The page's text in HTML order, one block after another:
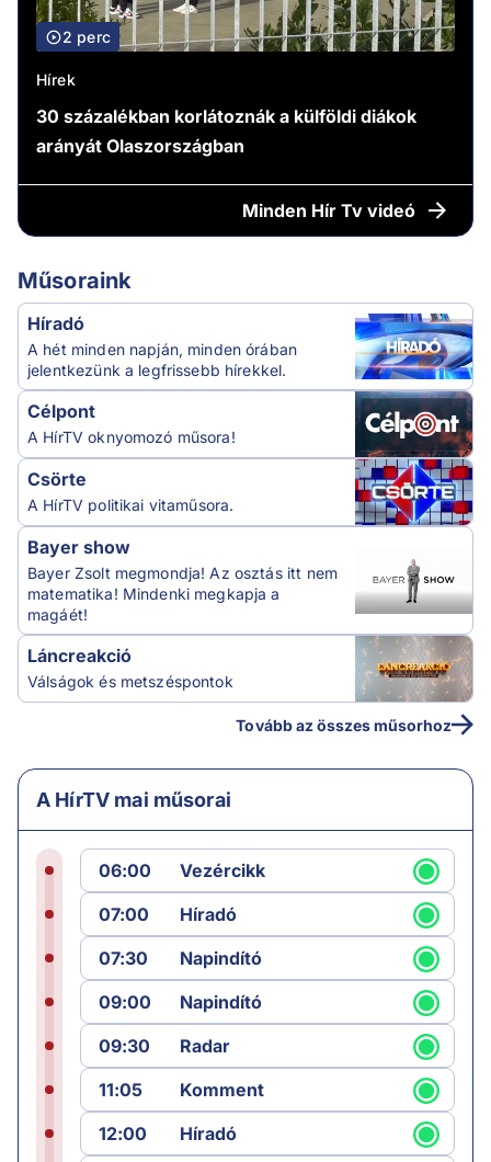
2 perc
Hírek
30 százalékban korlátoznák a külföldi diákok
arányát Olaszországban
Minden Hír Tv videó
Műsoraink
Híradó
A hét minden napján, minden órában
jelentkezünk a legfrissebb hírekkel.
Célpont
A HírTV oknyomozó műsora!
Csörte
A HírTV politikai vitaműsora.
Bayer show
Bayer Zsolt megmondja! Az osztás itt nem
matematika! Mindenki megkapja a
magáét!
Láncreakció
Válságok és metszéspontok
Tovább az összes műsorhoz
A HírTV mai műsorai
06:00
Vezércikk
07:00
Híradó
07:30
Napindító
09:00
Napindító
09:30
Radar
11:05
Komment
12:00
Híradó